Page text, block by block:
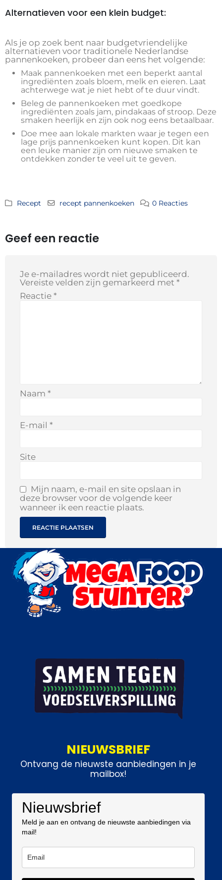
Alternatieven voor een klein budget:
Als je op zoek bent naar budgetvriendelijke
alternatieven voor traditionele Nederlandse
pannenkoeken, probeer dan eens het volgende:
Maak pannenkoeken met een beperkt aantal
ingrediënten zoals bloem, melk en eieren. Laat
achterwege wat je niet hebt of te duur vindt.
Beleg de pannenkoeken met goedkope
ingrediënten zoals jam, pindakaas of stroop. Deze
smaken heerlijk en zijn ook nog eens betaalbaar.
Doe mee aan lokale markten waar je tegen een
lage prijs pannenkoeken kunt kopen. Dit kan
een leuke manier zijn om nieuwe smaken te
ontdekken zonder te veel uit te geven.
Recept recept pannenkoeken 0 Reacties
Geef een reactie
Je e-mailadres wordt niet gepubliceerd.
Vereiste velden zijn gemarkeerd met *
Reactie *
Naam *
E-mail *
Site
Mijn naam, e-mail en site opslaan in
deze browser voor de volgende keer
wanneer ik een reactie plaats.
NIEUWSBRIEF
Ontvang de nieuwste aanbiedingen in je
mailbox!
Nieuwsbrief
Meld je aan en ontvang de nieuwste aanbiedingen via
mail!